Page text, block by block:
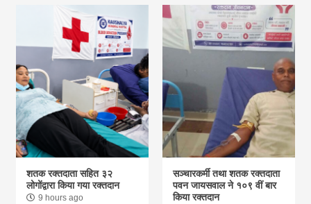
शतक रक्तदाता सहित ३२
लोगोंद्वारा किया गया रक्तदान
9 hours ago
सञ्चारकर्मी तथा शतक रक्तदाता
पवन जायसवाल ने १०९ वीं बार
किया रक्तदान